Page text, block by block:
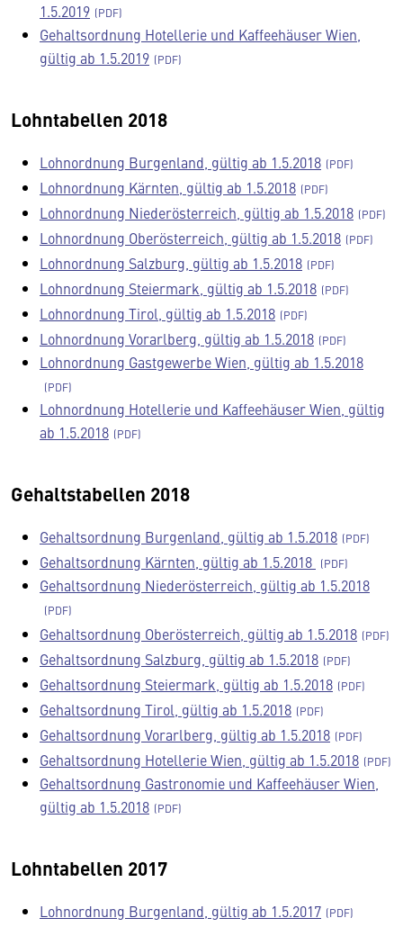
1.5.2019
Gehaltsordnung Hotellerie und Kaffeehäuser Wien,
gültig ab 1.5.2019
Lohntabellen 2018
Lohnordnung Burgenland, gültig ab 1.5.2018
Lohnordnung Kärnten, gültig ab 1.5.2018
Lohnordnung Niederösterreich, gültig ab 1.5.2018
Lohnordnung Oberösterreich, gültig ab 1.5.2018
Lohnordnung Salzburg, gültig ab 1.5.2018
Lohnordnung Steiermark, gültig ab 1.5.2018
Lohnordnung Tirol, gültig ab 1.5.2018
Lohnordnung Vorarlberg, gültig ab 1.5.2018
Lohnordnung Gastgewerbe Wien, gültig ab 1.5.2018
Lohnordnung Hotellerie und Kaffeehäuser Wien, gültig
ab 1.5.2018
Gehaltstabellen 2018
Gehaltsordnung Burgenland, gültig ab 1.5.2018
Gehaltsordnung Kärnten, gültig ab 1.5.2018
Gehaltsordnung Niederösterreich, gültig ab 1.5.2018
Gehaltsordnung Oberösterreich, gültig ab 1.5.2018
Gehaltsordnung Salzburg, gültig ab 1.5.2018
Gehaltsordnung Steiermark, gültig ab 1.5.2018
Gehaltsordnung Tirol, gültig ab 1.5.2018
Gehaltsordnung Vorarlberg, gültig ab 1.5.2018
Gehaltsordnung Hotellerie Wien, gültig ab 1.5.2018
Gehaltsordnung Gastronomie und Kaffeehäuser Wien,
gültig ab 1.5.2018
Lohntabellen 2017
Lohnordnung Burgenland, gültig ab 1.5.2017